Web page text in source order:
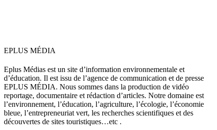
EPLUS MÉDIA
Eplus Médias est un site d’information environnementale et
d’éducation. Il est issu de l’agence de communication et de presse
EPLUS MÉDIA. Nous sommes dans la production de vidéo
reportage, documentaire et rédaction d’articles. Notre domaine est
l’environnement, l’éducation, l’agriculture, l’écologie, l’économie
bleue, l’entrepreneuriat vert, les recherches scientifiques et des
découvertes de sites touristiques…etc .